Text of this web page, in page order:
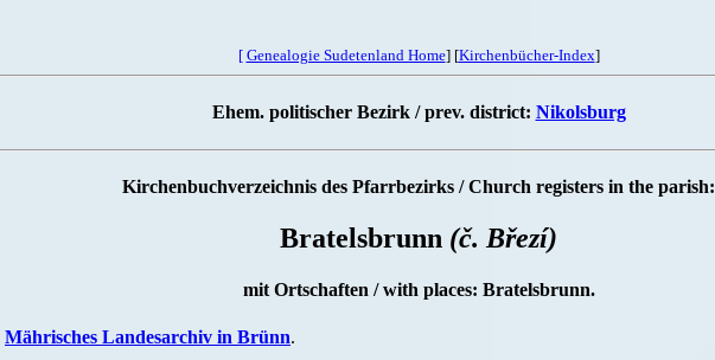
[ Genealogie Sudetenland Home] [Kirchenbücher-Index]
Ehem. politischer Bezirk / prev. district: Nikolsburg
Kirchenbuchverzeichnis des Pfarrbezirks / Church registers in the parish:
Bratelsbrunn (č. Březí)
mit Ortschaften / with places: Bratelsbrunn.
Mährisches Landesarchiv in Brünn.